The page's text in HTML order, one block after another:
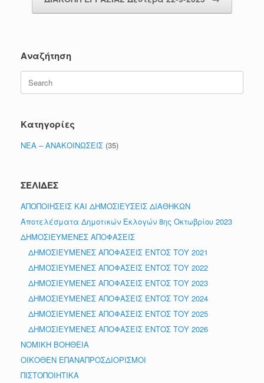
Αναζήτηση
Search
for:
Κατηγορίες
ΝΕΑ – ΑΝΑΚΟΙΝΩΣΕΙΣ (35)
ΣΕΛΙΔΕΣ
ΑΠΟΠΟΙΗΣΕΙΣ ΚΑΙ ΔΗΜΟΣΙΕΥΣΕΙΣ ΔΙΑΘΗΚΩΝ
Αποτελέσματα Δημοτικών Εκλογών 8ης Οκτωβρίου 2023
ΔΗΜΟΣΙΕΥΜΕΝΕΣ ΑΠΟΦΑΣΕΙΣ
ΔΗΜΟΣΙΕΥΜΕΝΕΣ ΑΠΟΦΑΣΕΙΣ ΕΝΤΟΣ ΤΟΥ 2021
ΔΗΜΟΣΙΕΥΜΕΝΕΣ ΑΠΟΦΑΣΕΙΣ ΕΝΤΟΣ ΤΟΥ 2022
ΔΗΜΟΣΙΕΥΜΕΝΕΣ ΑΠΟΦΑΣΕΙΣ ΕΝΤΟΣ ΤΟΥ 2023
ΔΗΜΟΣΙΕΥΜΕΝΕΣ ΑΠΟΦΑΣΕΙΣ ΕΝΤΟΣ ΤΟΥ 2024
ΔΗΜΟΣΙΕΥΜΕΝΕΣ ΑΠΟΦΑΣΕΙΣ ΕΝΤΟΣ ΤΟΥ 2025
ΔΗΜΟΣΙΕΥΜΕΝΕΣ ΑΠΟΦΑΣΕΙΣ ΕΝΤΟΣ ΤΟΥ 2026
ΝΟΜΙΚΗ ΒΟΗΘΕΙΑ
ΟΙΚΟΘΕΝ ΕΠΑΝΑΠΡΟΣΔΙΟΡΙΣΜΟΙ
ΠΙΣΤΟΠΟΙΗΤΙΚΑ